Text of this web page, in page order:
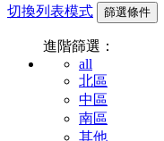
切換列表模式
篩選條件
進階篩選：
all
北區
中區
南區
其他